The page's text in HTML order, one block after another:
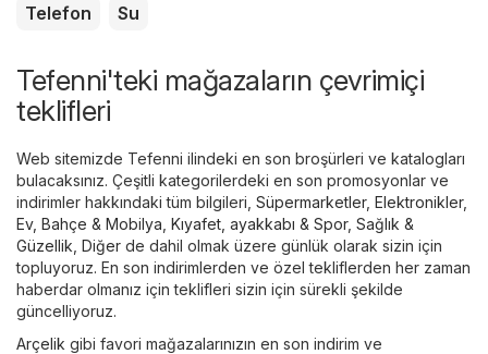
Telefon Su
Tefenni'teki mağazaların çevrimiçi
teklifleri
Web sitemizde Tefenni ilindeki en son broşürleri ve katalogları
bulacaksınız. Çeşitli kategorilerdeki en son promosyonlar ve
indirimler hakkındaki tüm bilgileri, Süpermarketler, Elektronikler,
Ev, Bahçe & Mobilya Kıyafet, ayakkabı & Spor, Sağlık &
Güzellik Diğer de dahil olmak üzere günlük olarak sizin için
topluyoruz. En son indirimlerden ve özel tekliflerden her zaman
haberdar olmanız için teklifleri sizin için sürekli şekilde
güncelliyoruz.
Arçelik gibi favori mağazalarınızın en son indirim ve